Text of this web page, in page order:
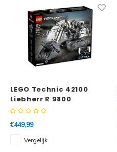
LEGO Technic 42100
Liebherr R 9800
Graafmachine
€449,99
Vergelijk